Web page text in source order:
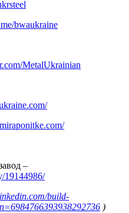
bwaukraine
MetalUkrainian
–
19144986/
build-
)